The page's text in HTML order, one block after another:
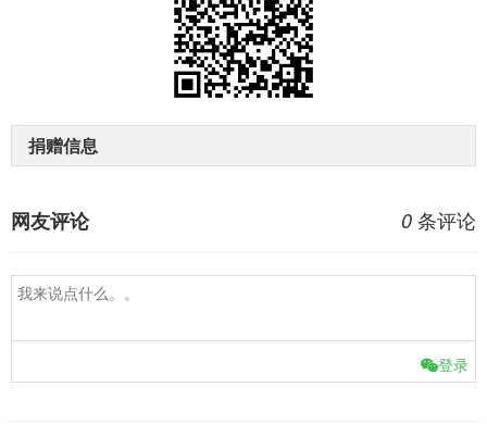
捐赠信息
0 条评论
网友评论
登录